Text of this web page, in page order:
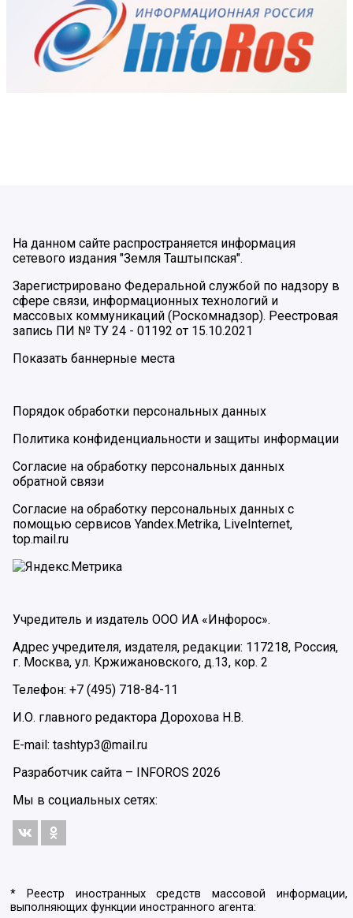
На данном сайте распространяется информация
сетевого издания "Земля Таштыпская".
Зарегистрировано Федеральной службой по надзору в
сфере связи, информационных технологий и
массовых коммуникаций (Роскомнадзор). Реестровая
запись ПИ № ТУ 24 - 01192 от 15.10.2021
Показать баннерные места
Порядок обработки персональных данных
Политика конфиденциальности и защиты информации
Согласие на обработку персональных данных
обратной связи
Согласие на обработку персональных данных с
помощью сервисов Yandex.Metrika, LiveInternet,
top.mail.ru
Учредитель и издатель ООО ИА «Инфорос».
Адрес учредителя, издателя, редакции: 117218, Россия,
г. Москва, ул. Кржижановского, д.13, кор. 2
Телефон: +7 (495) 718-84-11
И.О. главного редактора Дорохова Н.В.
E-mail: tashtyp3@mail.ru
Разработчик сайта – INFOROS 2026
Мы в социальных сетях:
* Реестр иностранных средств массовой информации,
выполняющих функции иностранного агента: